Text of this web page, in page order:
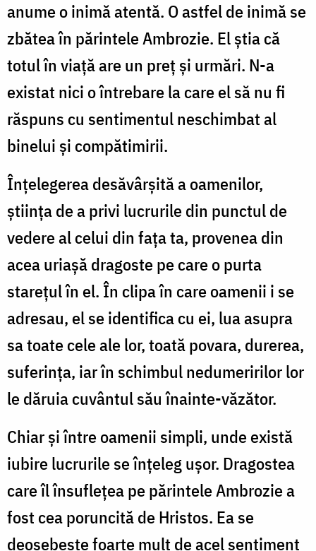
anume o inimă atentă. O astfel de inimă se
zbătea în părintele Ambrozie. El știa că
totul în viață are un preț și urmări. N-a
existat nici o întrebare la care el să nu fi
răspuns cu sentimentul neschimbat al
binelui și compătimirii.
Înțelegerea desăvârșită a oamenilor,
știința de a privi lucrurile din punctul de
vedere al celui din fața ta, provenea din
acea uriașă dragoste pe care o purta
starețul în el. În clipa în care oamenii i se
adresau, el se identifica cu ei, lua asupra
sa toate cele ale lor, toată povara, durerea,
suferința, iar în schimbul nedumeririlor lor
le dăruia cuvântul său înainte-văzător.
Chiar și între oamenii simpli, unde există
iubire lucrurile se înțeleg ușor. Dragostea
care îl însuflețea pe părintele Ambrozie a
fost cea poruncită de Hristos. Ea se
deosebește foarte mult de acel sentiment